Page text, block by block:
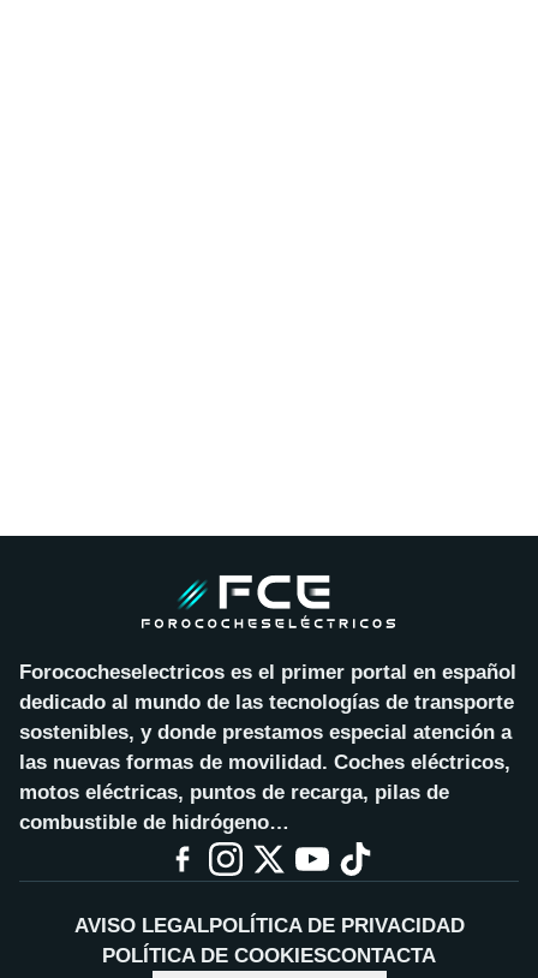
Forococheselectricos es el primer portal en español
dedicado al mundo de las tecnologías de transporte
sostenibles, y donde prestamos especial atención a
las nuevas formas de movilidad. Coches eléctricos,
motos eléctricas, puntos de recarga, pilas de
combustible de hidrógeno…
AVISO LEGALPOLÍTICA DE PRIVACIDAD
POLÍTICA DE COOKIESCONTACTA